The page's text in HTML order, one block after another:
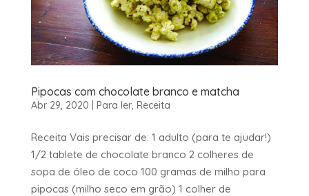
Pipocas com chocolate branco e matcha
Abr 29, 2020 Para ler, Receita
Receita Vais precisar de: 1 adulto (para te ajudar!)
1/2 tablete de chocolate branco 2 colheres de
sopa de óleo de coco 100 gramas de milho para
pipocas (milho seco em grão) 1 colher de